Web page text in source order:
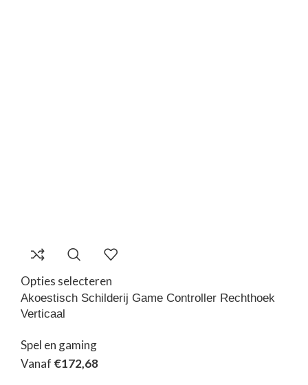
Opties selecteren
Akoestisch Schilderij Game Controller Rechthoek
Verticaal
Spel en gaming
Vanaf €172,68